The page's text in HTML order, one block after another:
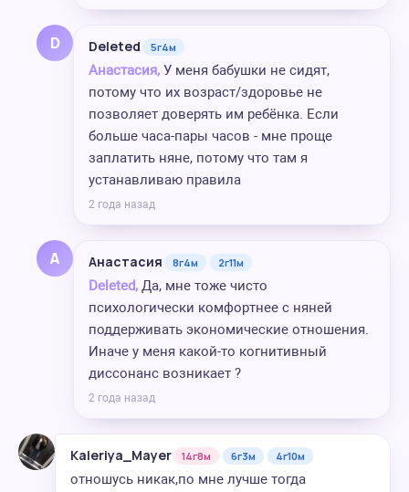
D Deleted 5г4м
Анастасия, У меня бабушки не сидят,
потому что их возраст/здоровье не
позволяет доверять им ребёнка. Если
больше часа-пары часов - мне проще
заплатить няне, потому что там я
устанавливаю правила
2 года назад
А Анастасия 8г4м 2г11м
Deleted, Да, мне тоже чисто
психологически комфортнее с няней
поддерживать экономические отношения.
Иначе у меня какой-то когнитивный
диссонанс возникает ?
2 года назад
Kaleriya_Mayer 14г8м 6г3м 4г10м
отношусь никак,по мне лучше тогда